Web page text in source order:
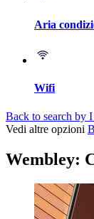
Aria
Wifi
Back to search by
Vedi altre opzioni
Wembley: